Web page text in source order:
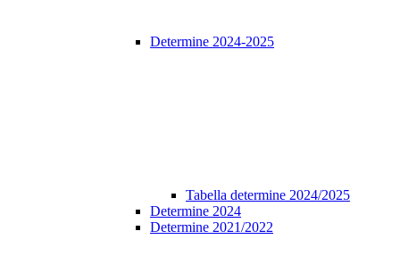
Determine 2024-2025
Tabella determine 2024/2025
Determine 2024
Determine 2021/2022